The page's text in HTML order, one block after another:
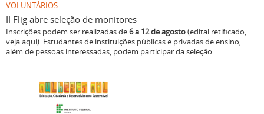
VOLUNTÁRIOS
II Flig abre seleção de monitores
Inscrições podem ser realizadas de6 a 12 de agosto(edital retificado,
veja aqui). Estudantes de instituições públicas e privadas de ensino,
além de pessoas interessadas, podem participar da seleção.